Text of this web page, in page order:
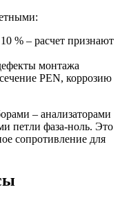
% – расчет признают
монтажа
PEN, коррозию
– анализаторами
петли фаза-ноль. Это
сопротивление для